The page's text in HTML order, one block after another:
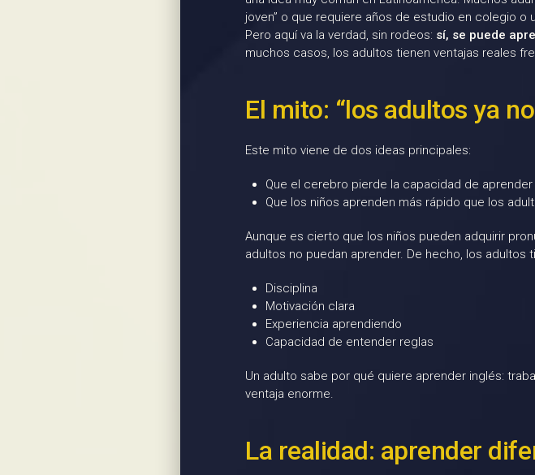
joven” o que requiere años de estudio en colegio o
Pero aquí va la verdad, sin rodeos: sí, se puede
muchos casos, los adultos tienen ventajas reales
El mito: “los adultos ya
Este mito viene de dos ideas principales:
Que el cerebro pierde la capacidad de
Que los niños aprenden más rápido que los
Aunque es cierto que los niños pueden adquirir
adultos no puedan aprender. De hecho, los adultos
Disciplina
Motivación clara
Experiencia aprendiendo
Capacidad de entender reglas
Un adulto sabe por qué quiere aprender inglés:
ventaja enorme.
La realidad: aprender